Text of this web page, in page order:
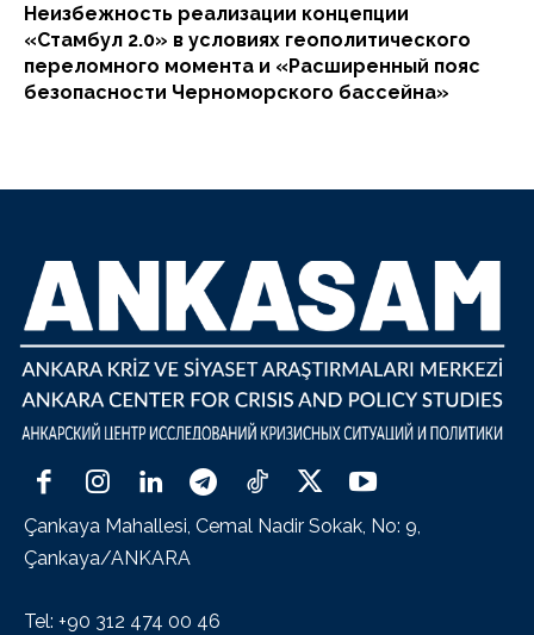
Неизбежность реализации концепции
«Стамбул 2.0» в условиях геополитического
переломного момента и «Расширенный пояс
безопасности Черноморского бассейна»
Çankaya Mahallesi, Cemal Nadir Sokak, No: 9,
Çankaya/ANKARA
Tel: +90 312 474 00 46